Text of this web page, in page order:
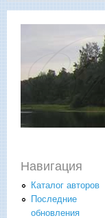
Навигация
Каталог авторов
Последние
обновления